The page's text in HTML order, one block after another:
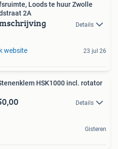
Loods te huur Zwolle
2A
Details
website 23 jul 26
HSK1000 incl. rotator
Details
Gisteren